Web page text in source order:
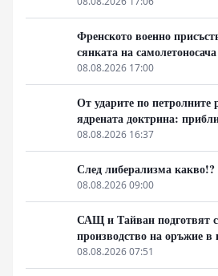
Френското военно
сянката на
08.08.2026 17:00
От ударите по петролните
ядрената доктрина:
НАТО към пряк конфликт?
08.08.2026 16:37
След либерализма какво!?
08.08.2026 09:00
САЩ и Тайван подготвят
производство на оръжие в
срещата на върха АТИС
08.08.2026 07:51